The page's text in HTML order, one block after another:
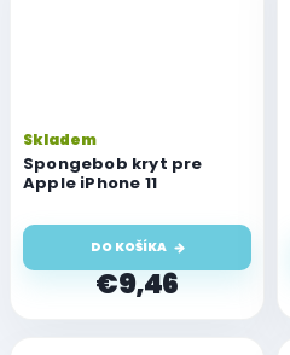
Spongebob kryt pre
Apple iPhone 11
Skladem
€9,46
DO KOŠÍKA